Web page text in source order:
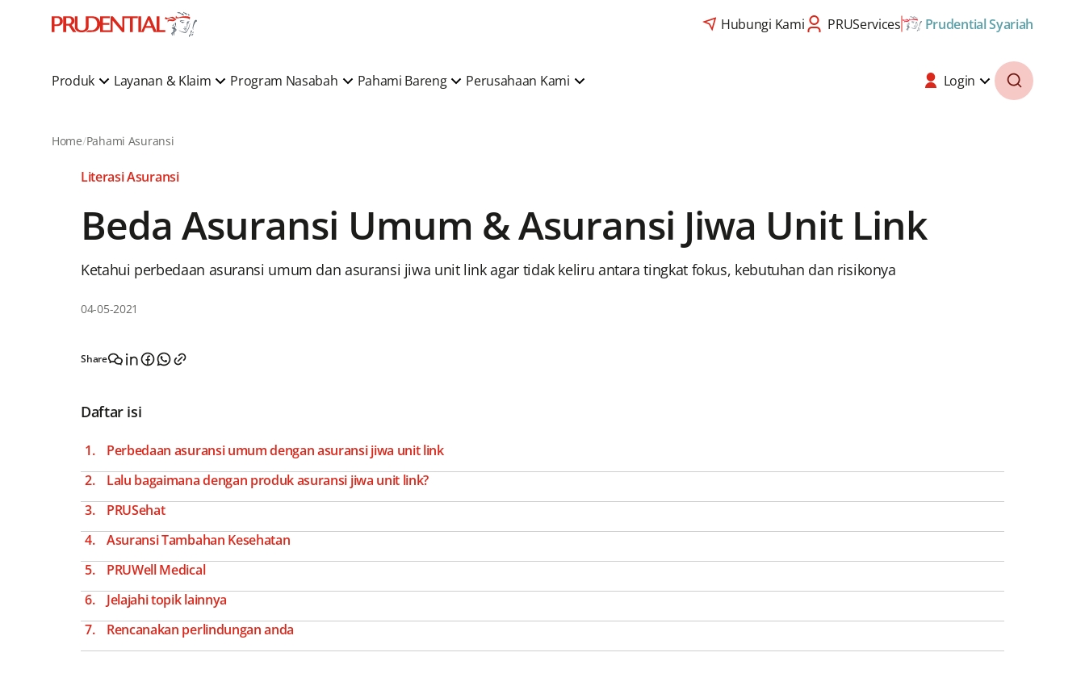
Hubungi Kami PRUServices Prudential Syariah
Produk Layanan & Klaim Program Nasabah Pahami Bareng Perusahaan Kami Login
Home Pahami Asuransi
Literasi Asuransi
Beda Asuransi Umum & Asuransi Jiwa Unit Link
Ketahui perbedaan asuransi umum dan asuransi jiwa unit link agar tidak keliru antara tingkat fokus, kebutuhan dan risikonya
04-05-2021
Share
Daftar isi
Perbedaan asuransi umum dengan asuransi jiwa unit link
Lalu bagaimana dengan produk asuransi jiwa unit link?
PRUSehat
Asuransi Tambahan Kesehatan
PRUWell Medical
Jelajahi topik lainnya
Rencanakan perlindungan anda